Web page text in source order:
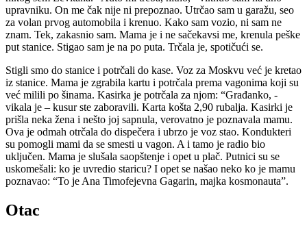
upravniku. On me čak nije ni prepoznao. Utrčao sam u garažu, seo
za volan prvog automobila i krenuo. Kako sam vozio, ni sam ne
znam. Tek, zakasnio sam. Mama je i ne sačekavsi me, krenula peške
put stanice. Stigao sam je na po puta. Trčala je, spotičući se.
Stigli smo do stanice i potrčali do kase. Voz za Moskvu već je kretao
iz stanice. Mama je zgrabila kartu i potrčala prema vagonima koji su
već milili po šinama. Kasirka je potrčala za njom: “Građanko, -
vikala je – kusur ste zaboravili. Karta košta 2,90 rubalja. Kasirki je
prišla neka žena i nešto joj sapnula, verovatno je poznavala mamu.
Ova je odmah otrčala do dispečera i ubrzo je voz stao. Kondukteri
su pomogli mami da se smesti u vagon. A i tamo je radio bio
uključen. Mama je slušala saopštenje i opet u plač. Putnici su se
uskomešali: ko je uvredio staricu? I opet se našao neko ko je mamu
poznavao: “To je Ana Timofejevna Gagarin, majka kosmonauta”.
Otac